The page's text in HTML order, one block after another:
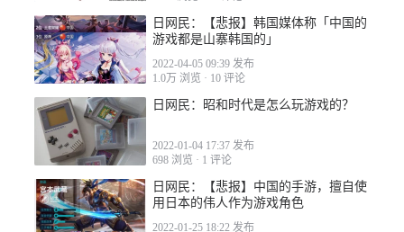
日网民：【悲报】韩国媒体称「中国的
游戏都是山寨韩国的」
2022-04-05 09:39 发布
1.0万 浏览 · 10 评论
日网民：昭和时代是怎么玩游戏的？
2022-01-04 17:37 发布
698 浏览 · 1 评论
日网民：【悲报】中国的手游，擅自使
用日本的伟人作为游戏角色
2022-01-25 18:22 发布